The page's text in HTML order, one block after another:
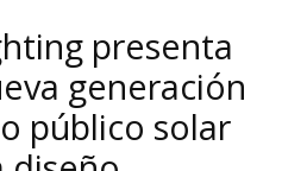
presenta
generación
público solar